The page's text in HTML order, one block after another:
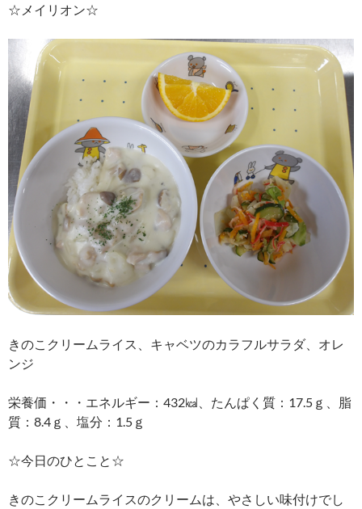
☆メイリオン☆
きのこクリームライス、キャベツのカラフルサラダ、オレ
ンジ
栄養価・・・エネルギー：432㎉、たんぱく質：17.5ｇ、脂
質：8.4ｇ、塩分：1.5ｇ
☆今日のひとこと☆
きのこクリームライスのクリームは、やさしい味付けでし